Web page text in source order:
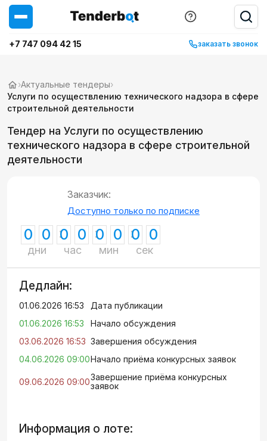
+7 747 094 42 15 заказать звонок
›Актуальные тендеры›
Услуги по осуществлению технического надзора в сфере
строительной деятельности
Тендер на Услуги по осуществлению
технического надзора в сфере строительной
деятельности
Заказчик:
Доступно только по подписке
0 0
дни
0 0
час
0 0
мин
0 0
сек
Дедлайн:
01.06.2026 16:53
Дата публикации
01.06.2026 16:53
Начало обсуждения
03.06.2026 16:53 Завершения обсуждения
04.06.2026 09:00Начало приёма конкурсных заявок
09.06.2026 09:00Завершение приёма конкурсных
заявок
Информация о лоте: